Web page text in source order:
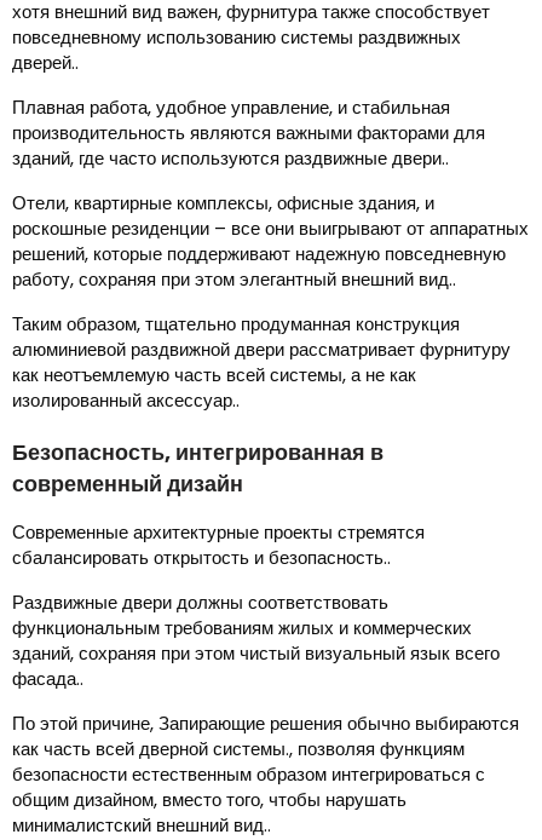
хотя внешний вид важен, фурнитура также способствует
повседневному использованию системы раздвижных
дверей..
Плавная работа, удобное управление, и стабильная
производительность являются важными факторами для
зданий, где часто используются раздвижные двери..
Отели, квартирные комплексы, офисные здания, и
роскошные резиденции – все они выигрывают от аппаратных
решений, которые поддерживают надежную повседневную
работу, сохраняя при этом элегантный внешний вид..
Таким образом, тщательно продуманная конструкция
алюминиевой раздвижной двери рассматривает фурнитуру
как неотъемлемую часть всей системы, а не как
изолированный аксессуар..
Безопасность, интегрированная в
современный дизайн
Современные архитектурные проекты стремятся
сбалансировать открытость и безопасность..
Раздвижные двери должны соответствовать
функциональным требованиям жилых и коммерческих
зданий, сохраняя при этом чистый визуальный язык всего
фасада..
По этой причине, Запирающие решения обычно выбираются
как часть всей дверной системы., позволяя функциям
безопасности естественным образом интегрироваться с
общим дизайном, вместо того, чтобы нарушать
минималистский внешний вид..